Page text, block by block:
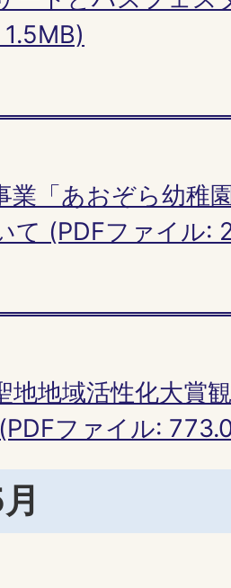
業「あおぞら幼稚
て (PDFファイル:
地地域活性化大賞
ファイル: